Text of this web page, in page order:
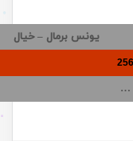
یونس برمال – خیال
256
…